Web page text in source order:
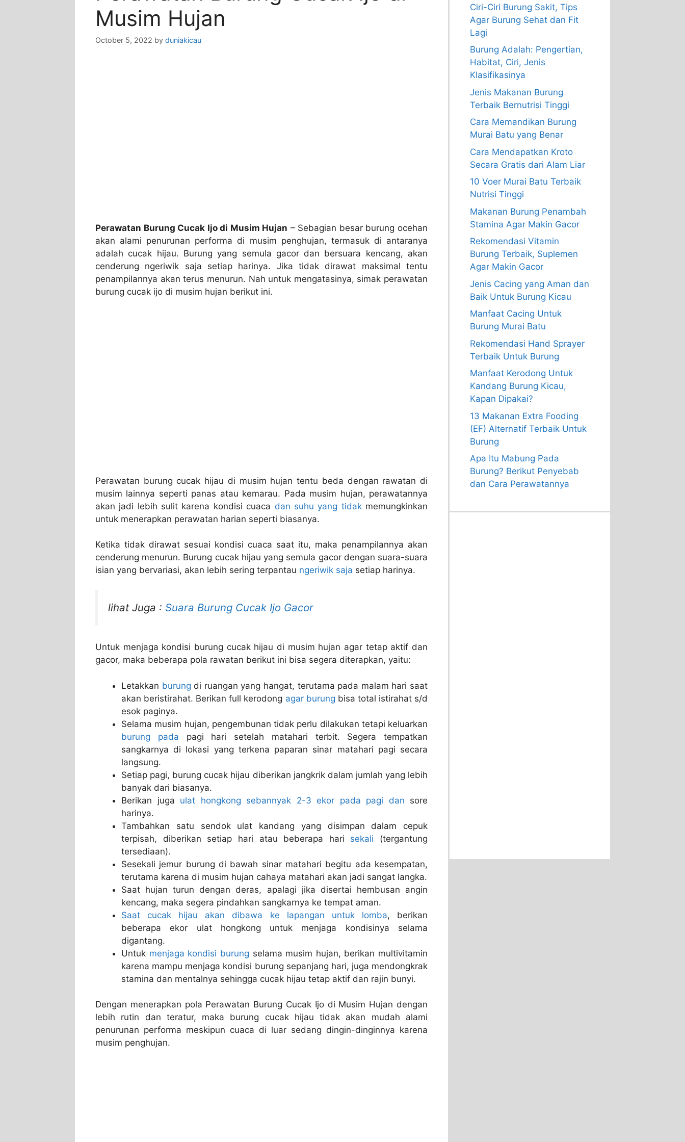
Musim Hujan
October 5, 2022 by duniakicau
Perawatan Burung Cucak Ijo di Musim Hujan – Sebagian besar burung ocehan
akan alami penurunan performa di musim penghujan, termasuk di antaranya
adalah cucak hijau. Burung yang semula gacor dan bersuara kencang, akan
cenderung ngeriwik saja setiap harinya. Jika tidak dirawat maksimal tentu
penampilannya akan terus menurun. Nah untuk mengatasinya, simak perawatan
burung cucak ijo di musim hujan berikut ini.
Perawatan burung cucak hijau di musim hujan tentu beda dengan rawatan di
musim lainnya seperti panas atau kemarau. Pada musim hujan, perawatannya
akan jadi lebih sulit karena kondisi cuaca dan suhu yang tidakmemungkinkan
untuk menerapkan perawatan harian seperti biasanya.
Ketika tidak dirawat sesuai kondisi cuaca saat itu, maka penampilannya akan
cenderung menurun. Burung cucak hijau yang semula gacor dengan suara-suara
isian yang bervariasi, akan lebih sering terpantau ngeriwik saja setiap harinya.
lihat Juga : Suara Burung Cucak Ijo Gacor
Untuk menjaga kondisi burung cucak hijau di musim hujan agar tetap aktif dan
gacor, maka beberapa pola rawatan berikut ini bisa segera diterapkan, yaitu:
Letakkan burung di ruangan yang hangat, terutama pada malam hari saat
akan beristirahat. Berikan full kerodong agar burung bisa total istirahat s/d
esok paginya.
Selama musim hujan, pengembunan tidak perlu dilakukan tetapi keluarkan
burung pada pagi hari setelah matahari terbit. Segera tempatkan
sangkarnya di lokasi yang terkena paparan sinar matahari pagi secara
langsung.
Setiap pagi, burung cucak hijau diberikan jangkrik dalam jumlah yang lebih
banyak dari biasanya.
Berikan juga ulat hongkong sebannyak 2-3 ekor pada pagi dan sore
harinya.
Tambahkan satu sendok ulat kandang yang disimpan dalam cepuk
terpisah, diberikan setiap hari atau beberapa hari sekali (tergantung
tersediaan).
Sesekali jemur burung di bawah sinar matahari begitu ada kesempatan,
terutama karena di musim hujan cahaya matahari akan jadi sangat langka.
Saat hujan turun dengan deras, apalagi jika disertai hembusan angin
kencang, maka segera pindahkan sangkarnya ke tempat aman.
Saat cucak hijau akan dibawa ke lapangan untuk lomba, berikan
beberapa ekor ulat hongkong untuk menjaga kondisinya selama
digantang.
Untuk menjaga kondisi burung selama musim hujan, berikan multivitamin
karena mampu menjaga kondisi burung sepanjang hari, juga mendongkrak
stamina dan mentalnya sehingga cucak hijau tetap aktif dan rajin bunyi.
Dengan menerapkan pola Perawatan Burung Cucak Ijo di Musim Hujan dengan
lebih rutin dan teratur, maka burung cucak hijau tidak akan mudah alami
penurunan performa meskipun cuaca di luar sedang dingin-dinginnya karena
musim penghujan.
Ciri-Ciri Burung Sakit, Tips
Agar Burung Sehat dan Fit
Lagi
Burung Adalah: Pengertian,
Habitat, Ciri, Jenis
Klasifikasinya
Jenis Makanan Burung
Terbaik Bernutrisi Tinggi
Cara Memandikan Burung
Murai Batu yang Benar
Cara Mendapatkan Kroto
Secara Gratis dari Alam Liar
10 Voer Murai Batu Terbaik
Nutrisi Tinggi
Makanan Burung Penambah
Stamina Agar Makin Gacor
Rekomendasi Vitamin
Burung Terbaik, Suplemen
Agar Makin Gacor
Jenis Cacing yang Aman dan
Baik Untuk Burung Kicau
Manfaat Cacing Untuk
Burung Murai Batu
Rekomendasi Hand Sprayer
Terbaik Untuk Burung
Manfaat Kerodong Untuk
Kandang Burung Kicau,
Kapan Dipakai?
13 Makanan Extra Fooding
(EF) Alternatif Terbaik Untuk
Burung
Apa Itu Mabung Pada
Burung? Berikut Penyebab
dan Cara Perawatannya